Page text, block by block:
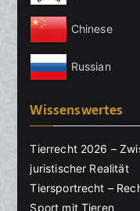
Chinese
Russian
Wissenswertes
Tierrecht 2026 –
juristischer Realität
Tiersportrecht –
Sport mit Tieren